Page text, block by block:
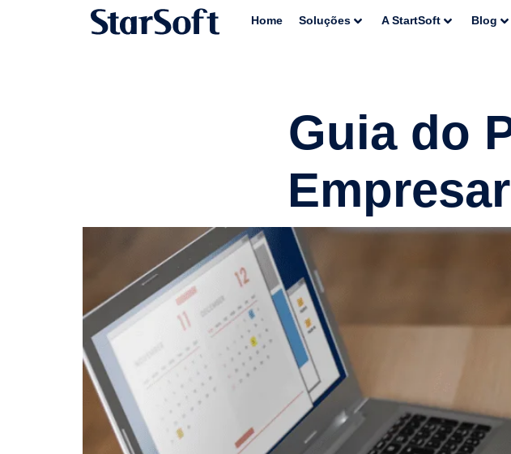
Home Soluções A StartSoft Blog
Guia do